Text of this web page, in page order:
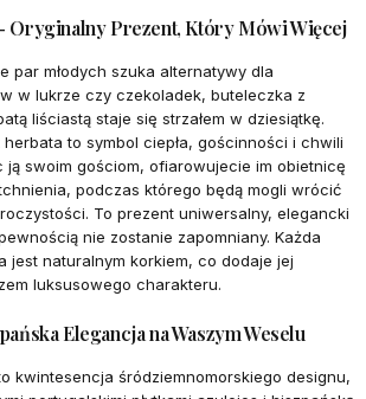
Oryginalny Prezent, Który Mówi Więcej
par młodych szuka alternatywy dla
w lukrze czy czekoladek, buteleczka z
liściastą staje się strzałem w dziesiątkę.
to symbol ciepła, gościnności i chwili
ją swoim gościom, ofiarowujecie im obietnicę
podczas którego będą mogli wrócić
To prezent uniwersalny, elegancki
nie zostanie zapomniany. Każda
jest naturalnym korkiem, co dodaje jej
luksusowego charakteru.
Elegancja na Waszym Weselu
kwintesencja śródziemnomorskiego designu,